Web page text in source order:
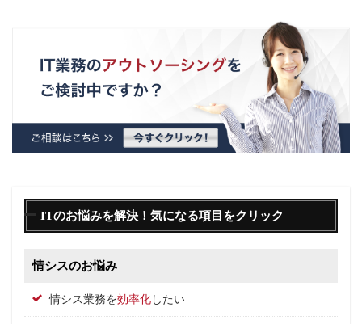
ITのお悩みを解決！気になる項目をクリック
情シスのお悩み
情シス業務を効率化 したい